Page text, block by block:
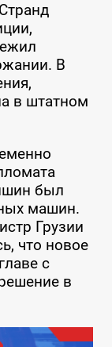
В
в штатном
был
машин.
Грузии
что новое
с
в